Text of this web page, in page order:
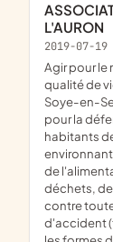
ASSOCIATION BIEN VIVRE SUR LES RIVES DE
L'AURON
2019-07-19
agir pour le maintien, la promotion et l'amélioration de la
qualité de
Soye-en-
pour la
habitants
de
déchets,
contre
d'accident